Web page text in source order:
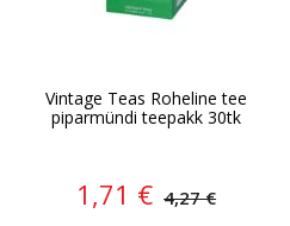
Vintage Teas Roheline tee
piparmündi teepakk 30tk
1,71 € 4,27 €